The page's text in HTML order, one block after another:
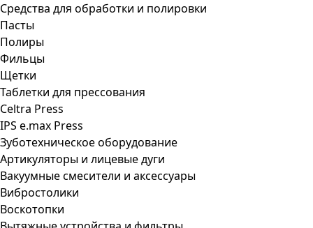
Средства для обработки и полировки
Пасты
Полиры
Фильцы
Щетки
Таблетки для прессования
Celtra Press
IPS e.max Press
Зуботехническое оборудование
Артикуляторы и лицевые дуги
Вакуумные смесители и аксессуары
Вибростолики
Воскотопки